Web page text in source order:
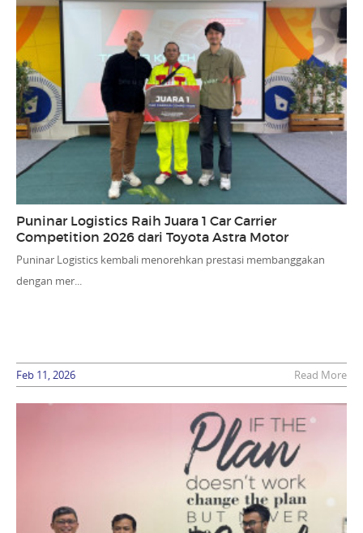
Puninar Logistics Raih Juara 1 Car Carrier
Competition 2026 dari Toyota Astra Motor
Puninar Logistics kembali menorehkan prestasi membanggakan
dengan mer...
Feb 11, 2026 Read More